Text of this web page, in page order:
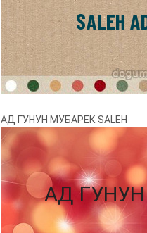
АД ГУНУН МУБАРЕК SALEH